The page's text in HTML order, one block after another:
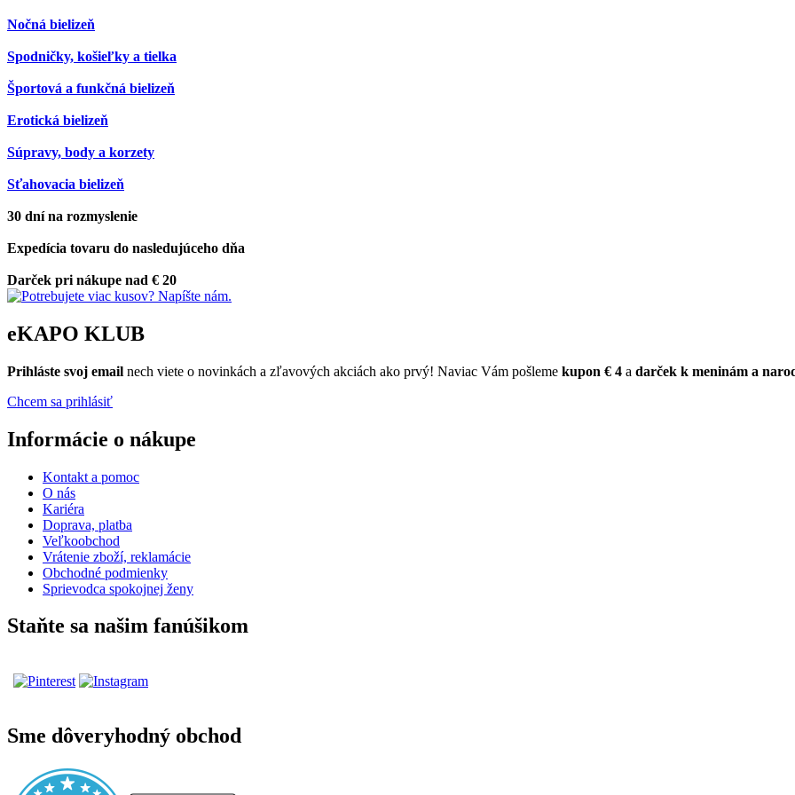
Nočná bielizeň
Spodničky, košieľky a tielka
Športová a funkčná bielizeň
Erotická bielizeň
Súpravy, body a korzety
Sťahovacia bielizeň
30 dní na rozmyslenie
Expedícia tovaru do nasledujúceho dňa
Darček pri nákupe nad € 20
eKAPO KLUB
Prihláste svoj email nech viete o novinkách a zľavových akciách ako prvý! Naviac Vám pošleme kupon € 4 a darček k meninám a
Chcem sa prihlásiť
Informácie o nákupe
Kontakt a pomoc
O nás
Kariéra
Doprava, platba
Veľkoobchod
Vrátenie zboží, reklamácie
Obchodné podmienky
Sprievodca spokojnej ženy
Staňte sa našim fanúšikom
Sme dôveryhodný obchod